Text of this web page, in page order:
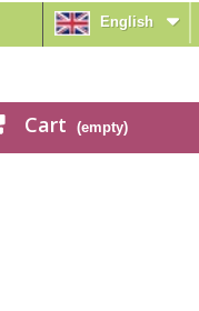
English
Cart (empty)